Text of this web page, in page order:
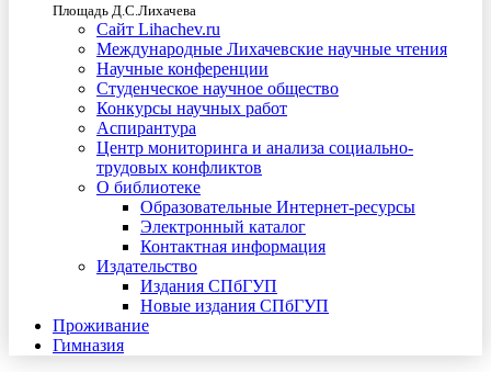
Площадь Д.С.Лихачева
Сайт Lihachev.ru
Международные Лихачевские научные чтения
Научные конференции
Студенческое научное общество
Конкурсы научных работ
Аспирантура
Центр мониторинга и анализа социально-
трудовых конфликтов
О библиотеке
Образовательные Интернет-ресурсы
Электронный каталог
Контактная информация
Издательство
Издания СПбГУП
Новые издания СПбГУП
Проживание
Гимназия